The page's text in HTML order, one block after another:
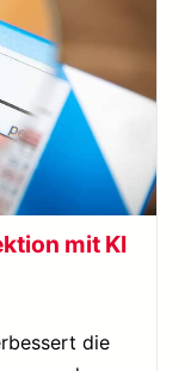
mit KI
die